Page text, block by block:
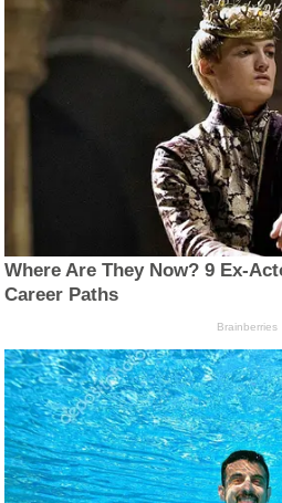
Where Are They Now? 9 Ex-
Career Paths
Brainberries